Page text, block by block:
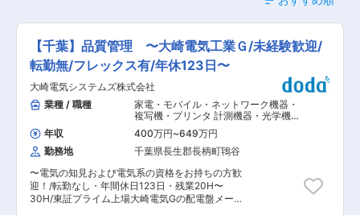
【千葉】品質管理 〜大崎電気工業Ｇ/未経験歓迎/
転勤無/フレックス有/年休123日〜
大崎電気システムズ株式会社
業種 / 職種
家電・モバイル・ネットワーク機器・
複写機・プリンタ 計測機器・光学機
器・精密機器・分析機器
気・電子・半導体） 品質保証（電気・
電子・半導体）
年収 400万円~649万円
勤務地
千葉県長生郡長柄町鴇谷
〜電気の知見および電気系の資格をお持ちの方歓
迎！/転勤なし・年間休日123日・残業20H〜
30H/東証プライム上場大崎電気Gの配電盤メーカ